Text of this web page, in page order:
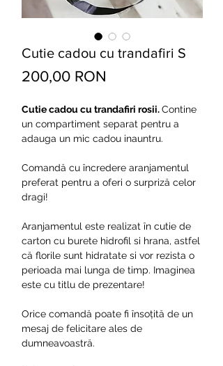
Cutie cadou cu trandafiri S
200,00 RON
Cutie cadou cu trandafiri rosii.Contine
un compartiment separat pentru a
adauga un mic cadou inauntru.
Comandă cu încredere aranjamentul
preferat pentru a oferi o surpriză celor
dragi!
Aranjamentul este realizat în cutie de
carton cu burete hidrofil si hrana, astfel
că florile sunt hidratate si vor rezista o
perioada mai lunga de timp. Imaginea
este cu titlu de prezentare!
Orice comandă poate fi însoțită de un
mesaj de felicitare ales de
dumneavoastră.